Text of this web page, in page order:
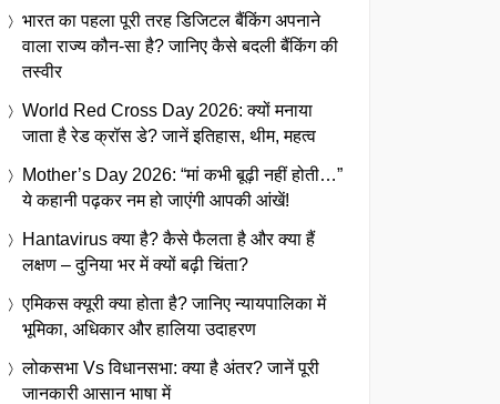
भारत का पहला पूरी तरह डिजिटल बैंकिंग अपनाने
वाला राज्य कौन-सा है? जानिए कैसे बदली बैंकिंग की
तस्वीर
World Red Cross Day 2026: क्यों मनाया
जाता है रेड क्रॉस डे? जानें इतिहास, थीम, महत्व
Mother’s Day 2026: “मां कभी बूढ़ी नहीं होती…”
ये कहानी पढ़कर नम हो जाएंगी आपकी आंखें!
Hantavirus क्या है? कैसे फैलता है और क्या हैं
लक्षण – दुनिया भर में क्यों बढ़ी चिंता?
एमिकस क्यूरी क्या होता है? जानिए न्यायपालिका में
भूमिका, अधिकार और हालिया उदाहरण
लोकसभा Vs विधानसभा: क्या है अंतर? जानें पूरी
जानकारी आसान भाषा में